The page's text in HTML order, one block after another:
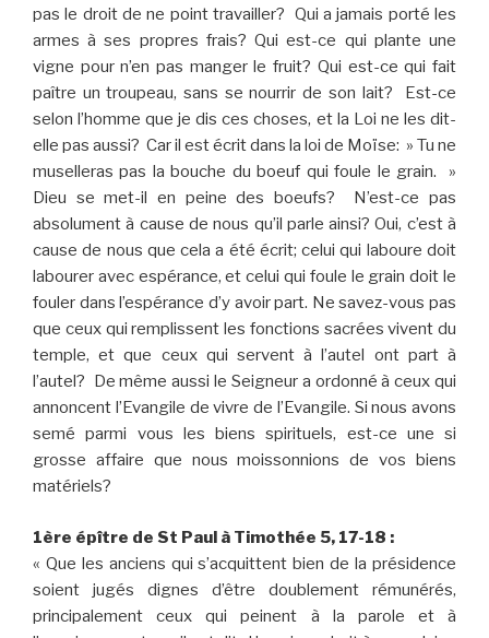
pas le droit de ne point travailler? Qui a jamais porté les
armes à ses propres frais? Qui est-ce qui plante une
vigne pour n’en pas manger le fruit? Qui est-ce qui fait
paître un troupeau, sans se nourrir de son lait? Est-ce
selon l’homme que je dis ces choses, et la Loi ne les dit-
elle pas aussi? Car il est écrit dans la loi de Moïse: » Tu ne
muselleras pas la bouche du boeuf qui foule le grain. »
Dieu se met-il en peine des boeufs? N’est-ce pas
absolument à cause de nous qu’il parle ainsi? Oui, c’est à
cause de nous que cela a été écrit; celui qui laboure doit
labourer avec espérance, et celui qui foule le grain doit le
fouler dans l’espérance d’y avoir part. Ne savez-vous pas
que ceux qui remplissent les fonctions sacrées vivent du
temple, et que ceux qui servent à l’autel ont part à
l’autel? De même aussi le Seigneur a ordonné à ceux qui
annoncent l’Evangile de vivre de l’Evangile. Si nous avons
semé parmi vous les biens spirituels, est-ce une si
grosse affaire que nous moissonnions de vos biens
matériels?
1ère épître de St Paul à Timothée 5, 17-18 :
« Que les anciens qui s’acquittent bien de la présidence
soient jugés dignes d’être doublement rémunérés,
principalement ceux qui peinent à la parole et à